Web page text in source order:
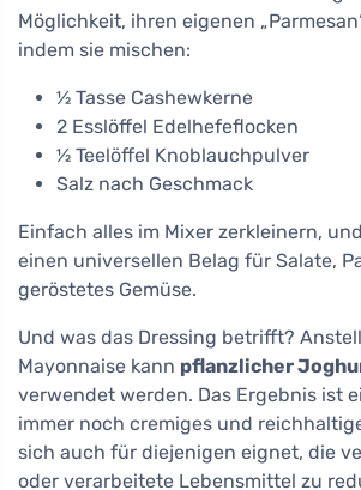
Möglichkeit, ihren eigenen
indem sie mischen:
½ Tasse Cashewkerne
2 Esslöffel Edelhefeflocken
½ Teelöffel Knoblauchpulver
Salz nach Geschmack
Einfach alles im Mixer zerkleinern,
einen universellen Belag für Salate,
geröstetes Gemüse.
Und was das Dressing betrifft?
Mayonnaise kann pflanzlicher
verwendet werden. Das Ergebnis ist
immer noch cremiges und
sich auch für diejenigen eignet, die
oder verarbeitete Lebensmittel zu